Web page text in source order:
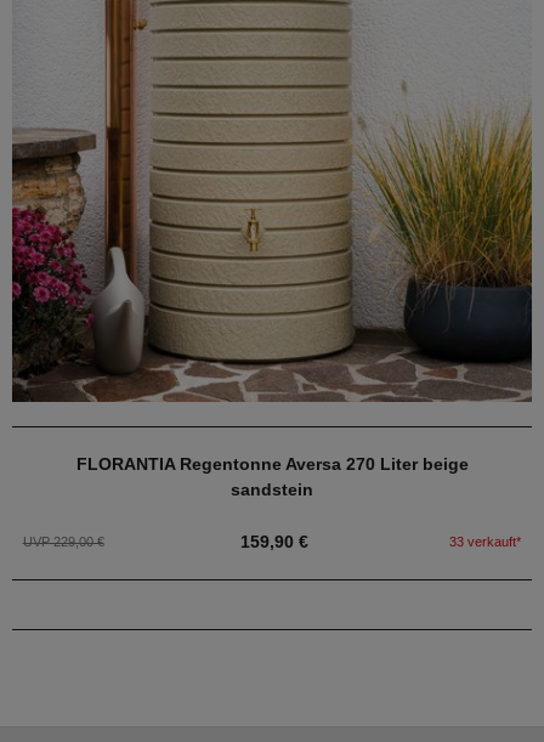
FLORANTIA Regentonne Aversa 270 Liter beige
sandstein
UVP 229,00 € 159,90 € 33 verkauft*